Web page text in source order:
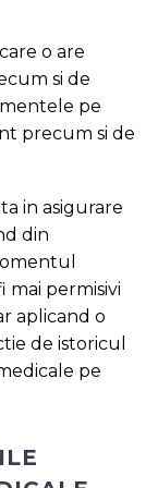
o are
si de
pe
precum si de
in asigurare
din
mai permisivi
aplicand o
de istoricul
pe